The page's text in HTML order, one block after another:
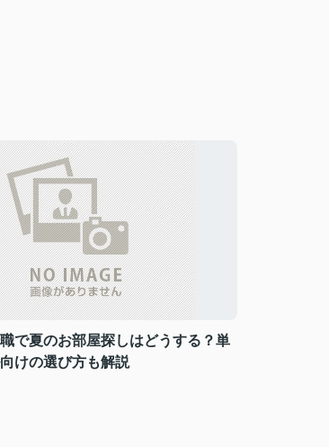
で夏のお部屋探しはどうする？単
けの選び方も解説